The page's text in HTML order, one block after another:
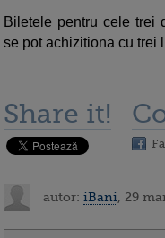
Biletele pentru cele trei
se pot achizitiona cu trei
Share it!
autor: iBani , 29